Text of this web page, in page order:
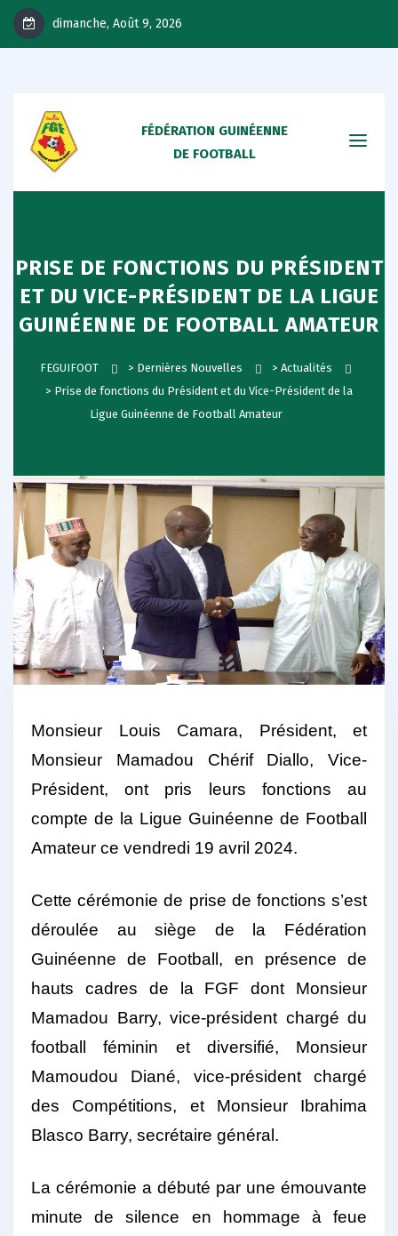
dimanche, Août 9, 2026
FÉDÉRATION GUINÉENNE
DE FOOTBALL
PRISE DE FONCTIONS DU PRÉSIDENT
ET DU VICE-PRÉSIDENT DE LA LIGUE
GUINÉENNE DE FOOTBALL AMATEUR
FEGUIFOOT > Dernières Nouvelles > Actualités
> Prise de fonctions du Président et du Vice-Président de la
Ligue Guinéenne de Football Amateur
Monsieur Louis Camara, Président, et
Monsieur Mamadou Chérif Diallo, Vice-
Président, ont pris leurs fonctions au
compte de la Ligue Guinéenne de Football
Amateur ce vendredi 19 avril 2024.
Cette cérémonie de prise de fonctions s’est
déroulée au siège de la Fédération
Guinéenne de Football, en présence de
hauts cadres de la FGF dont Monsieur
Mamadou Barry, vice-président chargé du
football féminin et diversifié, Monsieur
Mamoudou Diané, vice-président chargé
des Compétitions, et Monsieur Ibrahima
Blasco Barry, secrétaire général.
La cérémonie a débuté par une émouvante
minute de silence en hommage à feue